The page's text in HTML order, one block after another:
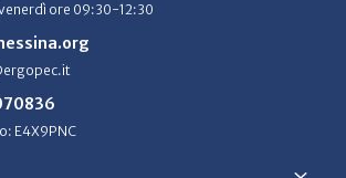
ore 09:30-12:30
E4X9PNC